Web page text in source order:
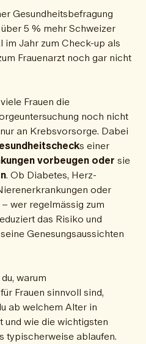
Gesundheitsbefragung
5 % mehr Schweizer
im Jahr zum Check-up als
Frauenarzt noch gar nicht
Frauen die
noch nicht
an Krebsvorsorge. Dabei
s einer
vorbeugen oder sie
. Ob Diabetes, Herz-
oder
wer regelmässig zum
das Risiko und
Genesungsaussichten
warum
Frauen sinnvoll sind,
ab welchem Alter in
wie die wichtigsten
typischerweise ablaufen.